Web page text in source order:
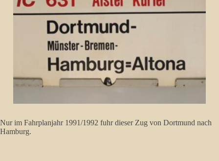
Nur im Fahrplanjahr 1991/1992 fuhr dieser Zug von Dortmund nach
Hamburg.